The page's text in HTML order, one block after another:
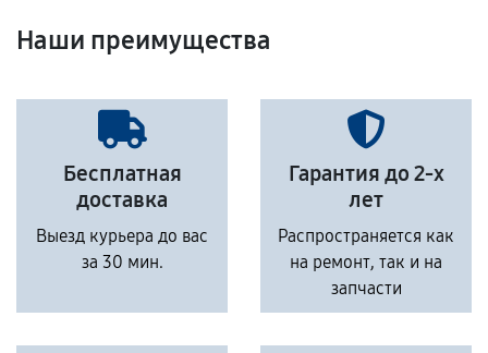
Наши преимущества
Бесплатная
доставка
Выезд курьера до вас
за 30 мин.
Гарантия до 2-х
лет
Распространяется как
на ремонт, так и на
запчасти